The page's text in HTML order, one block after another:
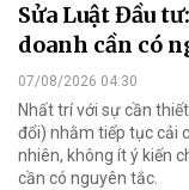
Sửa Luật Đầu
doanh cần có
07/08/2026 04:30
Nhất trí với sự cần
đổi) nhằm tiếp tục cải
nhiên, không ít ý kiến
cần có nguyên tắc.